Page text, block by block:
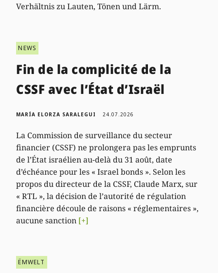
Verhältnis zu Lauten, Tönen und Lärm.
NEWS
Fin de la complicité de la
CSSF avec l’État d’Israël
MARÍA ELORZA SARALEGUI 24.07.2026
La Commission de surveillance du secteur
financier (CSSF) ne prolongera pas les emprunts
de l’État israélien au-delà du 31 août, date
d’échéance pour les « Israel bonds ». Selon les
propos du directeur de la CSSF, Claude Marx, sur
« RTL », la décision de l’autorité de régulation
financière découle de raisons « réglementaires »,
aucune sanction [+]
ËMWELT